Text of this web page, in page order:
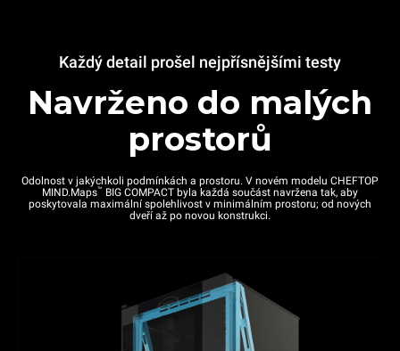
Každý detail prošel nejpřísnějšími testy
Navrženo do malých
prostorů
Odolnost v jakýchkoli podmínkách a prostoru. V novém modelu CHEFTOP
MIND.Maps™ BIG COMPACT byla každá součást navržena tak, aby
poskytovala maximální spolehlivost v minimálním prostoru; od nových
dveří až po novou konstrukci.